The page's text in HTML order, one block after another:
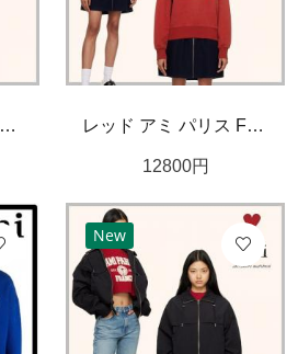
【アミ パリス】ブラック Ami de Coeur 偽物 ボンバージャケット レッド アミ パリス France スウェットシャツ コピー
12800円
New